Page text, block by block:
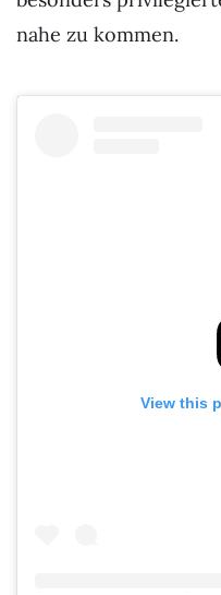
nahe zu kommen.
View this